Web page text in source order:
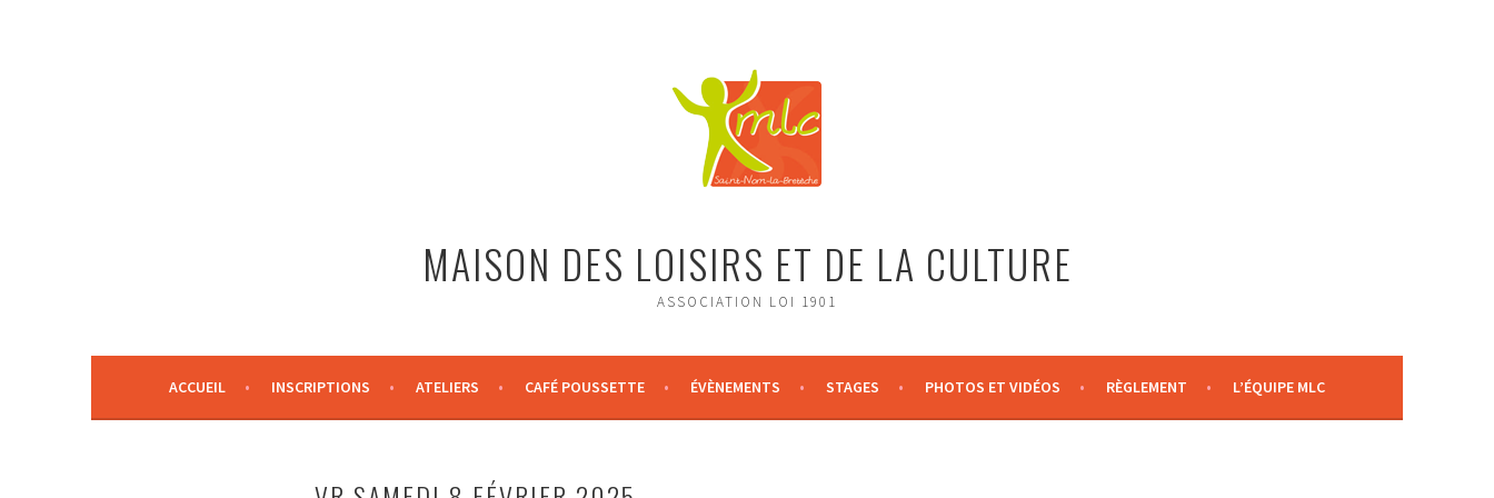
MAISON DES LOISIRS ET DE LA CULTURE
ASSOCIATION LOI 1901
ACCUEIL INSCRIPTIONS ATELIERS CAFÉ POUSSETTE ÉVÈNEMENTS STAGES PHOTOS ET VIDÉOS RÈGLEMENT L’ÉQUIPE MLC